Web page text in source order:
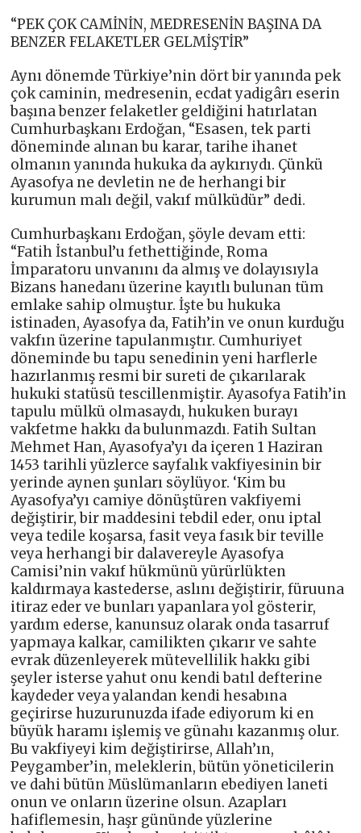
“PEK ÇOK CAMİNİN, MEDRESENİN BAŞINA DA
BENZER FELAKETLER GELMİŞTİR”
Aynı dönemde Türkiye’nin dört bir yanında pek
çok caminin, medresenin, ecdat yadigârı eserin
başına benzer felaketler geldiğini hatırlatan
Cumhurbaşkanı Erdoğan, “Esasen, tek parti
döneminde alınan bu karar, tarihe ihanet
olmanın yanında hukuka da aykırıydı. Çünkü
Ayasofya ne devletin ne de herhangi bir
kurumun malı değil, vakıf mülküdür” dedi.
Cumhurbaşkanı Erdoğan, şöyle devam etti:
“Fatih İstanbul’u fethettiğinde, Roma
İmparatoru unvanını da almış ve dolayısıyla
Bizans hanedanı üzerine kayıtlı bulunan tüm
emlake sahip olmuştur. İşte bu hukuka
istinaden, Ayasofya da, Fatih’in ve onun kurduğu
vakfın üzerine tapulanmıştır. Cumhuriyet
döneminde bu tapu senedinin yeni harflerle
hazırlanmış resmi bir sureti de çıkarılarak
hukuki statüsü tescillenmiştir. Ayasofya Fatih’in
tapulu mülkü olmasaydı, hukuken burayı
vakfetme hakkı da bulunmazdı. Fatih Sultan
Mehmet Han, Ayasofya’yı da içeren 1 Haziran
1453 tarihli yüzlerce sayfalık vakfiyesinin bir
yerinde aynen şunları söylüyor. ‘Kim bu
Ayasofya’yı camiye dönüştüren vakfiyemi
değiştirir, bir maddesini tebdil eder, onu iptal
veya tedile koşarsa, fasit veya fasık bir teville
veya herhangi bir dalavereyle Ayasofya
Camisi’nin vakıf hükmünü yürürlükten
kaldırmaya kastederse, aslını değiştirir, füruuna
itiraz eder ve bunları yapanlara yol gösterir,
yardım ederse, kanunsuz olarak onda tasarruf
yapmaya kalkar, camilikten çıkarır ve sahte
evrak düzenleyerek mütevellilik hakkı gibi
şeyler isterse yahut onu kendi batıl defterine
kaydeder veya yalandan kendi hesabına
geçirirse huzurunuzda ifade ediyorum ki en
büyük haramı işlemiş ve günahı kazanmış olur.
Bu vakfiyeyi kim değiştirirse, Allah’ın,
Peygamber’in, meleklerin, bütün yöneticilerin
ve dahi bütün Müslümanların ebediyen laneti
onun ve onların üzerine olsun. Azapları
hafiflemesin, haşr gününde yüzlerine